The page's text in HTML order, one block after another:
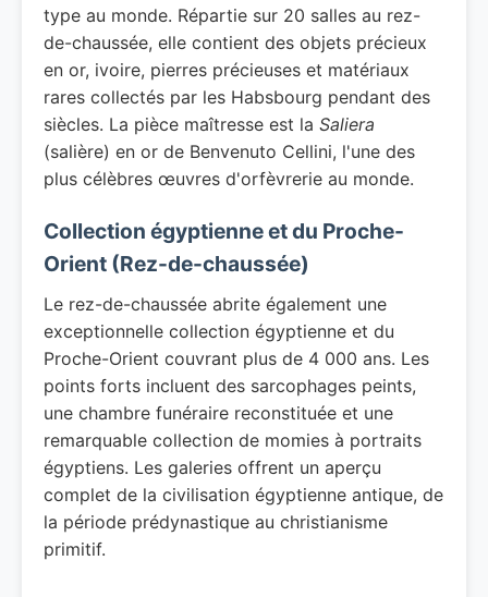
type au monde. Répartie sur 20 salles au rez-
de-chaussée, elle contient des objets précieux
en or, ivoire, pierres précieuses et matériaux
rares collectés par les Habsbourg pendant des
siècles. La pièce maîtresse est la Saliera
(salière) en or de Benvenuto Cellini, l'une des
plus célèbres œuvres d'orfèvrerie au monde.
Collection égyptienne et du Proche-
Orient (Rez-de-chaussée)
Le rez-de-chaussée abrite également une
exceptionnelle collection égyptienne et du
Proche-Orient couvrant plus de 4 000 ans. Les
points forts incluent des sarcophages peints,
une chambre funéraire reconstituée et une
remarquable collection de momies à portraits
égyptiens. Les galeries offrent un aperçu
complet de la civilisation égyptienne antique, de
la période prédynastique au christianisme
primitif.